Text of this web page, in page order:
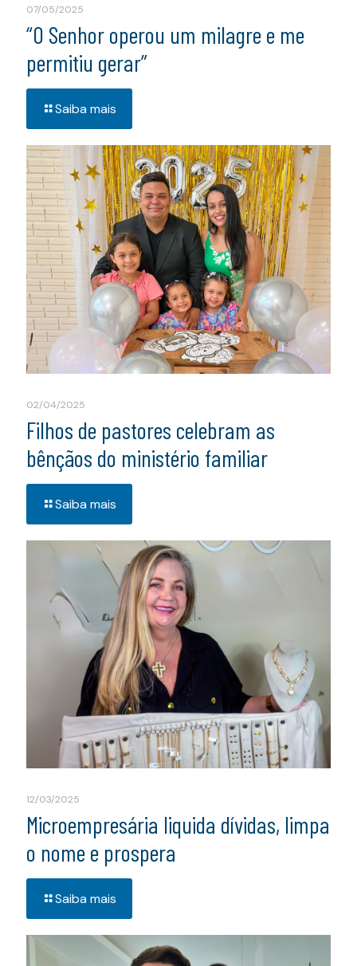
07/05/2025
“O Senhor operou um milagre e me
permitiu gerar”
Saiba mais
02/04/2025
Filhos de pastores celebram as
bênçãos do ministério familiar
Saiba mais
12/03/2025
Microempresária liquida dívidas, limpa
o nome e prospera
Saiba mais